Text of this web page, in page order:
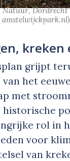
Natuur,
amstelwijckpark.nl)
kreken
grijpt
het
met
historische
rol in
voor
van